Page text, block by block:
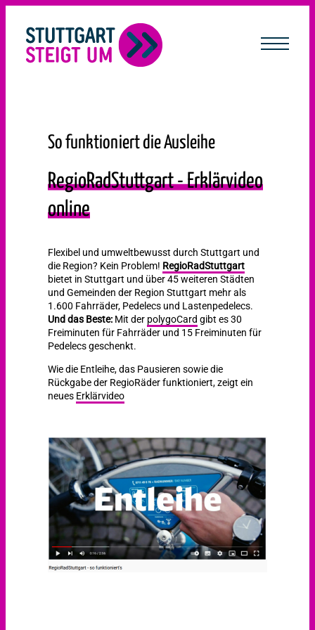
So funktioniert die Ausleihe
RegioRadStuttgart - Erklärvideo
online
Flexibel und umweltbewusst durch Stuttgart und
die Region? Kein Problem! RegioRadStuttgart
bietet in Stuttgart und über 45 weiteren Städten
und Gemeinden der Region Stuttgart mehr als
1.600 Fahrräder, Pedelecs und Lastenpedelecs.
Und das Beste: Mit der polygoCard gibt es 30
Freiminuten für Fahrräder und 15 Freiminuten für
Pedelecs geschenkt.
Wie die Entleihe, das Pausieren sowie die
Rückgabe der RegioRäder funktioniert, zeigt ein
neues Erklärvideo